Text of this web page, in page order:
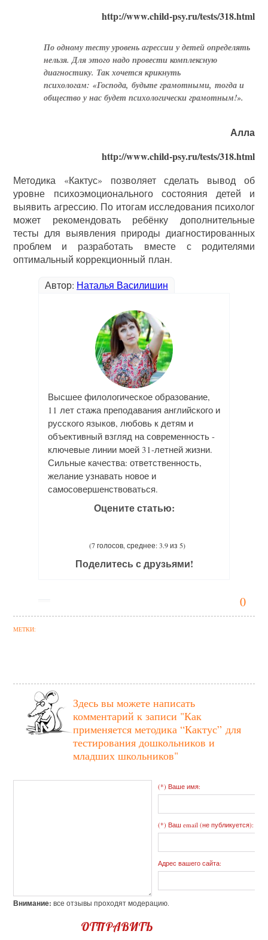
0
http://www.child-psy.ru/tests/318.html
По одному тесту уровень агрессии у детей определять
нельзя. Для этого надо провести комплексную
диагностику. Так хочется крикнуть
психологам: «Господа, будьте грамотными, тогда и
общество у нас будет психологически грамотным!».
Алла
http://www.child-psy.ru/tests/318.html
Методика «Кактус» позволяет сделать вывод об
уровне психоэмоционального состояния детей и
выявить агрессию. По итогам исследования психолог
может рекомендовать ребёнку дополнительные
тесты для выявления природы диагностированных
проблем и разработать вместе с родителями
оптимальный коррекционный план.
Автор: Наталья Василишин
Высшее филологическое образование,
11 лет стажа преподавания английского и
русского языков, любовь к детям и
объективный взгляд на современность -
ключевые линии моей 31-летней жизни.
Сильные качества: ответственность,
желание узнавать новое и
самосовершенствоваться.
Оцените статью:
(7 голосов, среднее: 3.9 из 5)
Поделитесь с друзьями!
МЕТКИ:
Здесь вы можете написать
комментарий к записи "Как
применяется методика “Кактус” для
тестирования дошкольников и
младших школьников"
(*) Ваше имя:
(*) Ваш email (не публикуется):
Адрес вашего сайта:
Внимание: все отзывы проходят модерацию.
ОТПРАВИТЬ